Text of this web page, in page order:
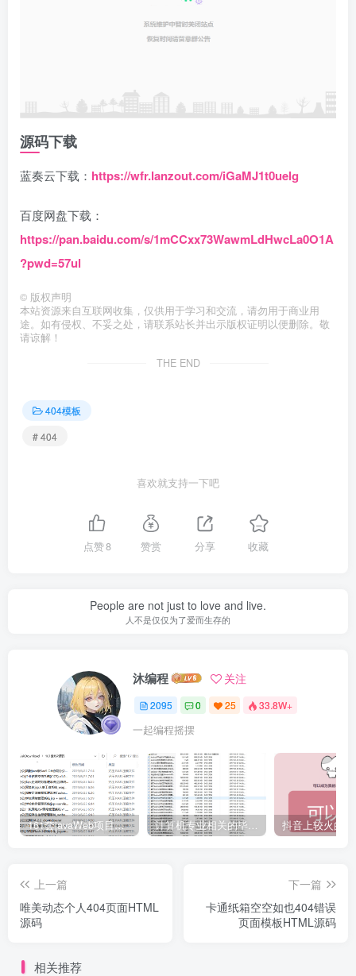
源码下载
蓝奏云下载： https://wfr.lanzout.com/iGaMJ1t0uelg
百度网盘下载：
https://pan.baidu.com/s/1mCCxx73WawmLdHwcLa0O1A
?pwd=57ul
© 版权声明
本站资源来自互联网收集，仅供用于学习和交流，请勿用于商业用
途。如有侵权、不妥之处，请联系站长并出示版权证明以便删除。敬
请谅解！
THE END
404模板
# 404
喜欢就支持一下吧
点赞8 赞赏 分享 收藏
People are not just to love and live.
人不是仅仅为了爱而生存的
沐编程 关注
2095 0 25 33.8W+
一起编程摇摆
161套javaWeb项目源码免费分享 计算机专业相关的毕业设计论文合集免费下载
上一篇
唯美动态个人404页面HTML
源码
下一篇
卡通纸箱空空如也404错误
页面模板HTML源码
相关推荐